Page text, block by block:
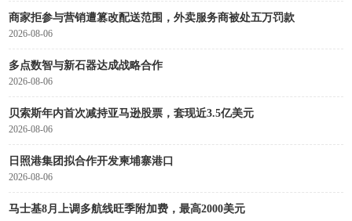
商家拒参与营销遭篡改配送范围，外卖服务商被处五万罚款
2026-08-06
多点数智与新石器达成战略合作
2026-08-06
贝索斯年内首次减持亚马逊股票，套现近3.5亿美元
2026-08-06
日照港集团拟合作开发柬埔寨港口
2026-08-06
马士基8月上调多航线旺季附加费，最高2000美元